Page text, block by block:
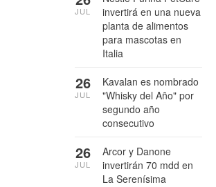
invertirá en una nueva
planta de alimentos
para mascotas en
Italia
JUL
Kavalan es nombrado
"Whisky del Año" por
segundo año
consecutivo
26
JUL
Arcor y Danone
invertirán 70 mdd en
La Serenísima
26
JUL